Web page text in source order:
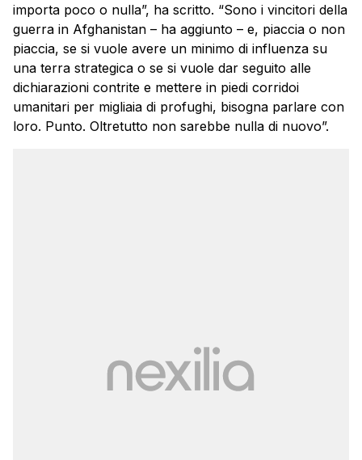
importa poco o nulla”, ha scritto. “Sono i vincitori della
guerra in Afghanistan – ha aggiunto – e, piaccia o non
piaccia, se si vuole avere un minimo di influenza su
una terra strategica o se si vuole dar seguito alle
dichiarazioni contrite e mettere in piedi corridoi
umanitari per migliaia di profughi, bisogna parlare con
loro. Punto. Oltretutto non sarebbe nulla di nuovo”.